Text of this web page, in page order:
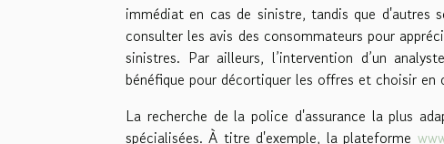
immédiat en cas de sinistre, tandis que
consulter les avis des consommateurs pour
sinistres. Par ailleurs, l’intervention d’un
bénéfique pour décortiquer les offres et choisir en
La recherche de la police d'assurance la plus
spécialisées. À titre d'exemple, la plateforme